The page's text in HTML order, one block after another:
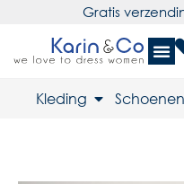
Gratis
Kleding Schoenen